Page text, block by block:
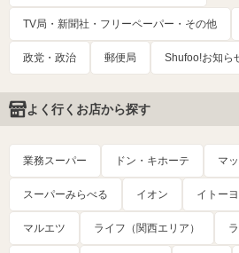
TV局・新聞社・フリーペーパー・その他
政党・政治 郵便局 Shufoo!お知ら
よく行くお店から探す
業務スーパー ドン・キホーテ マ
スーパーみらべる イオン イトー
マルエツ ライフ（関西エリア）